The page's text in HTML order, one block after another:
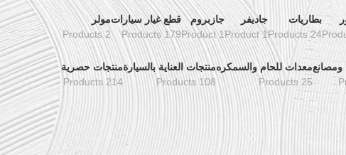
بطاريات
24 Products
جاديفر
1 Product
جازبروم
1 Product
قطع غيار سيارات
179 Products
مولر
2 Products
معدات للحام والسمكره
25 Products
منتجات العناية بالسيارة
108 Products
منتجات حصرية
214 Products